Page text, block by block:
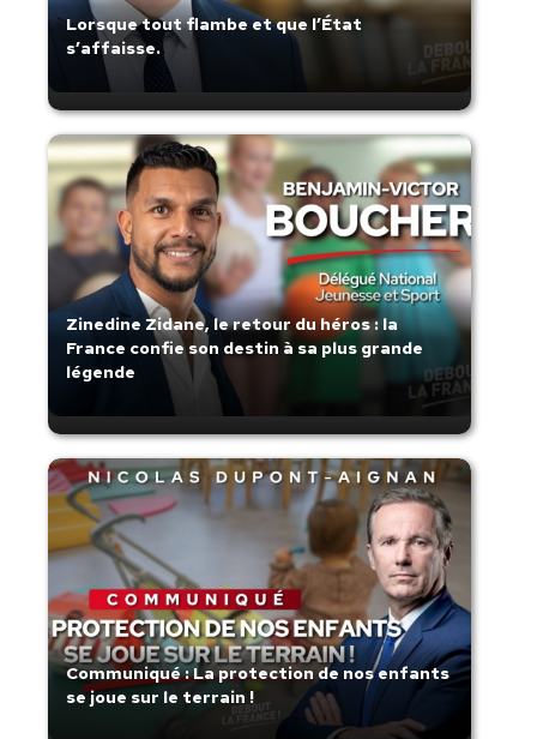
Lorsque tout flambe et que l’État
s’affaisse.
Zinedine Zidane, le retour du héros : la
France confie son destin à sa plus grande
légende
Communiqué : La protection de nos enfants
se joue sur le terrain !